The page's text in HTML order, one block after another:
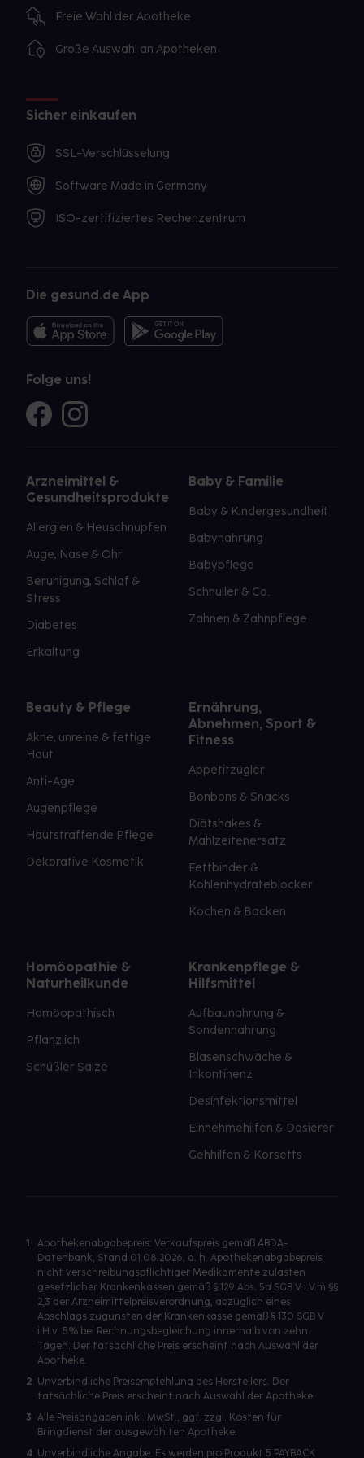
Freie Wahl der Apotheke
Große Auswahl an Apotheken
Sicher einkaufen
SSL-Verschlüsselung
Software Made in Germany
ISO-zertifiziertes Rechenzentrum
Die gesund.de App
Folge uns!
Arzneimittel &
Gesundheitsprodukte
Allergien & Heuschnupfen
Auge, Nase & Ohr
Beruhigung, Schlaf &
Stress
Diabetes
Erkältung
Baby & Familie
Baby & Kindergesundheit
Babynahrung
Babypflege
Schnuller & Co.
Zahnen & Zahnpflege
Beauty & Pflege
Akne, unreine & fettige
Haut
Anti-Age
Augenpflege
Hautstraffende Pflege
Dekorative Kosmetik
Ernährung,
Abnehmen, Sport &
Fitness
Appetitzügler
Bonbons & Snacks
Diätshakes &
Mahlzeitenersatz
Fettbinder &
Kohlenhydrateblocker
Kochen & Backen
Homöopathie &
Naturheilkunde
Homöopathisch
Pflanzlich
Schüßler Salze
Krankenpflege &
Hilfsmittel
Aufbaunahrung &
Sondennahrung
Blasenschwäche &
Inkontinenz
Desinfektionsmittel
Einnehmehilfen & Dosierer
Gehhilfen & Korsetts
1
Apothekenabgabepreis: Verkaufspreis gemäß ABDA-
Datenbank, Stand 01.08.2026, d. h. Apothekenabgabepreis
nicht verschreibungspflichtiger Medikamente zulasten
gesetzlicher Krankenkassen gemäß § 129 Abs. 5a SGB V i.V.m §§
2,3 der Arzneimittelpreisverordnung, abzüglich eines
Abschlags zugunsten der Krankenkasse gemäß § 130 SGB V
i.H.v. 5% bei Rechnungsbegleichung innerhalb von zehn
Tagen. Der tatsächliche Preis erscheint nach Auswahl der
Apotheke.
2 Unverbindliche Preisempfehlung des Herstellers. Der
tatsächliche Preis erscheint nach Auswahl der Apotheke.
3 Alle Preisangaben inkl. MwSt., ggf. zzgl. Kosten für
Bringdienst der ausgewählten Apotheke.
4 Unverbindliche Angabe. Es werden pro Produkt 5 PAYBACK